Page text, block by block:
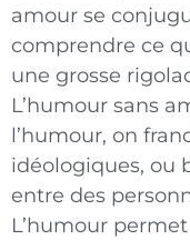
amour se
comprendre ce
une grosse
L’humour sans
l’humour, on
idéologiques, ou
entre des
L’humour